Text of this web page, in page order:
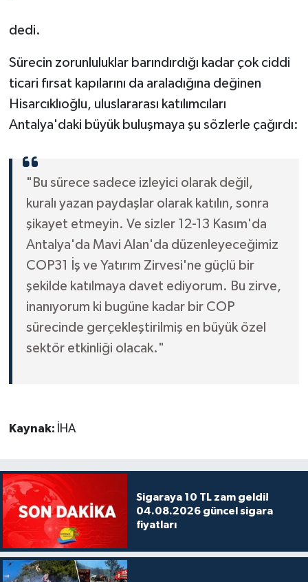
dedi.
Sürecin zorunluluklar barındırdığı kadar çok ciddi
ticari fırsat kapılarını da araladığına değinen
Hisarcıklıoğlu, uluslararası katılımcıları
Antalya'daki büyük buluşmaya şu sözlerle çağırdı:
"Bu sürece sadece izleyici olarak değil,
kuralı yazan paydaşlar olarak katılın, sonra
şikayet etmeyin. Ve sizler 12-13 Kasım'da
Antalya'da Mavi Alan'da düzenleyeceğimiz
COP31 İş ve Yatırım Zirvesi'ne güçlü bir
şekilde katılmaya davet ediyorum. Bu zirve,
inanıyorum ki bugüne kadar bir COP
sürecinde gerçekleştirilmiş en büyük özel
sektör etkinliği olacak."
Kaynak: İHA
Sigaraya 10 TL zam geldi!
04.08.2026 güncel sigara
fiyatları